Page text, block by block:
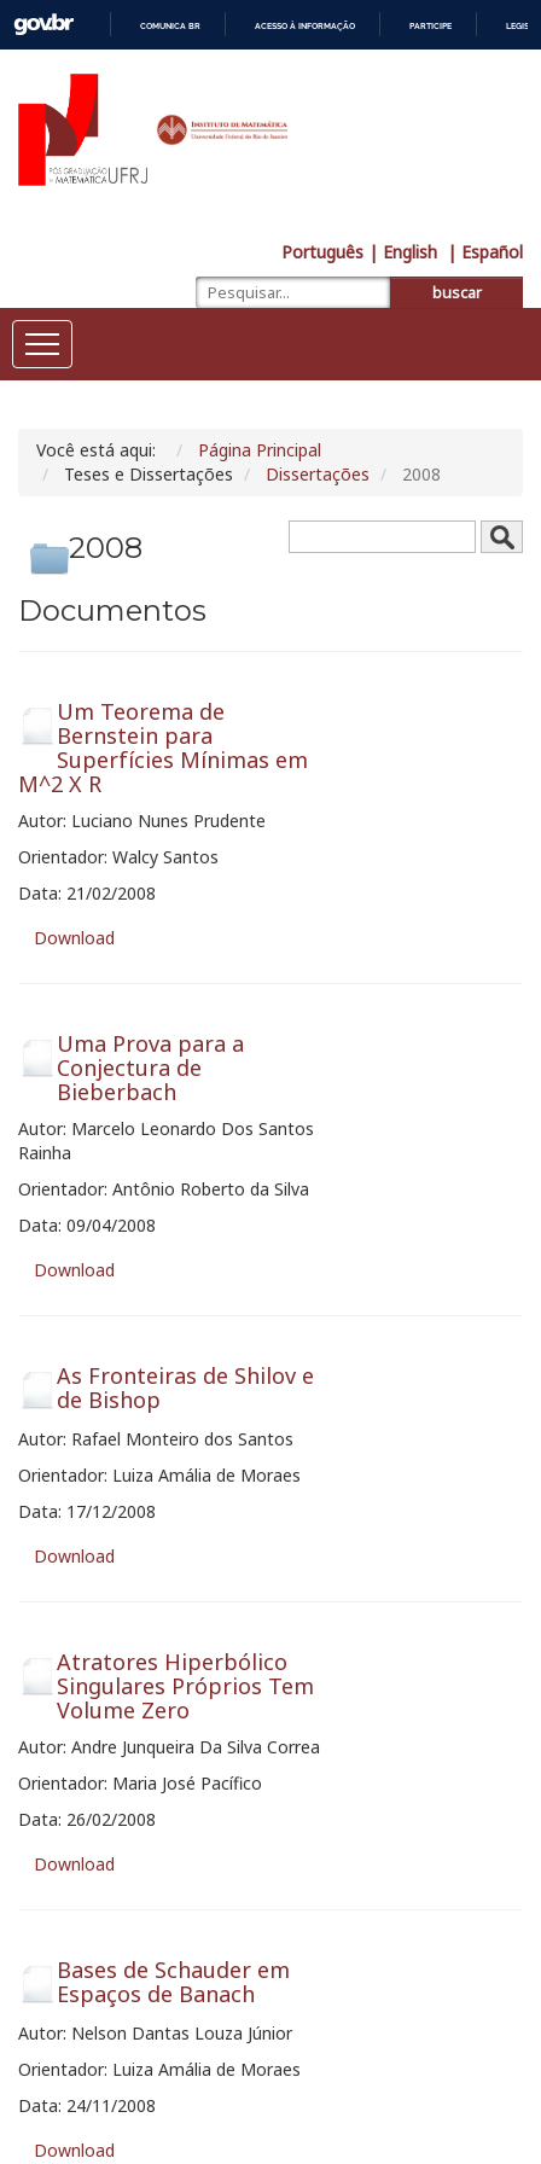
COMUNICA BR ACESSO À INFORMAÇÃO PARTICIPE
Português | English | Español
buscar
Você está aqui:
Página Principal
Teses e Dissertações
Dissertações 2008
2008
Documentos
Um Teorema de
Bernstein para
Superfícies Mínimas em
M^2 X R
Autor: Luciano Nunes Prudente
Orientador: Walcy Santos
Data: 21/02/2008
Download
Uma Prova para a
Conjectura de
Bieberbach
Autor: Marcelo Leonardo Dos Santos
Rainha
Orientador: Antônio Roberto da Silva
Data: 09/04/2008
Download
As Fronteiras de Shilov e
de Bishop
Autor: Rafael Monteiro dos Santos
Orientador: Luiza Amália de Moraes
Data: 17/12/2008
Download
Atratores Hiperbólico
Singulares Próprios Tem
Volume Zero
Autor: Andre Junqueira Da Silva Correa
Orientador: Maria José Pacífico
Data: 26/02/2008
Download
Bases de Schauder em
Espaços de Banach
Autor: Nelson Dantas Louza Júnior
Orientador: Luiza Amália de Moraes
Data: 24/11/2008
Download